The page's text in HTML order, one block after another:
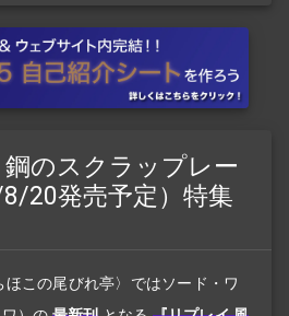
のスクラップレー
20発売予定）特集
この尾びれ亭〉ではソード・ワ